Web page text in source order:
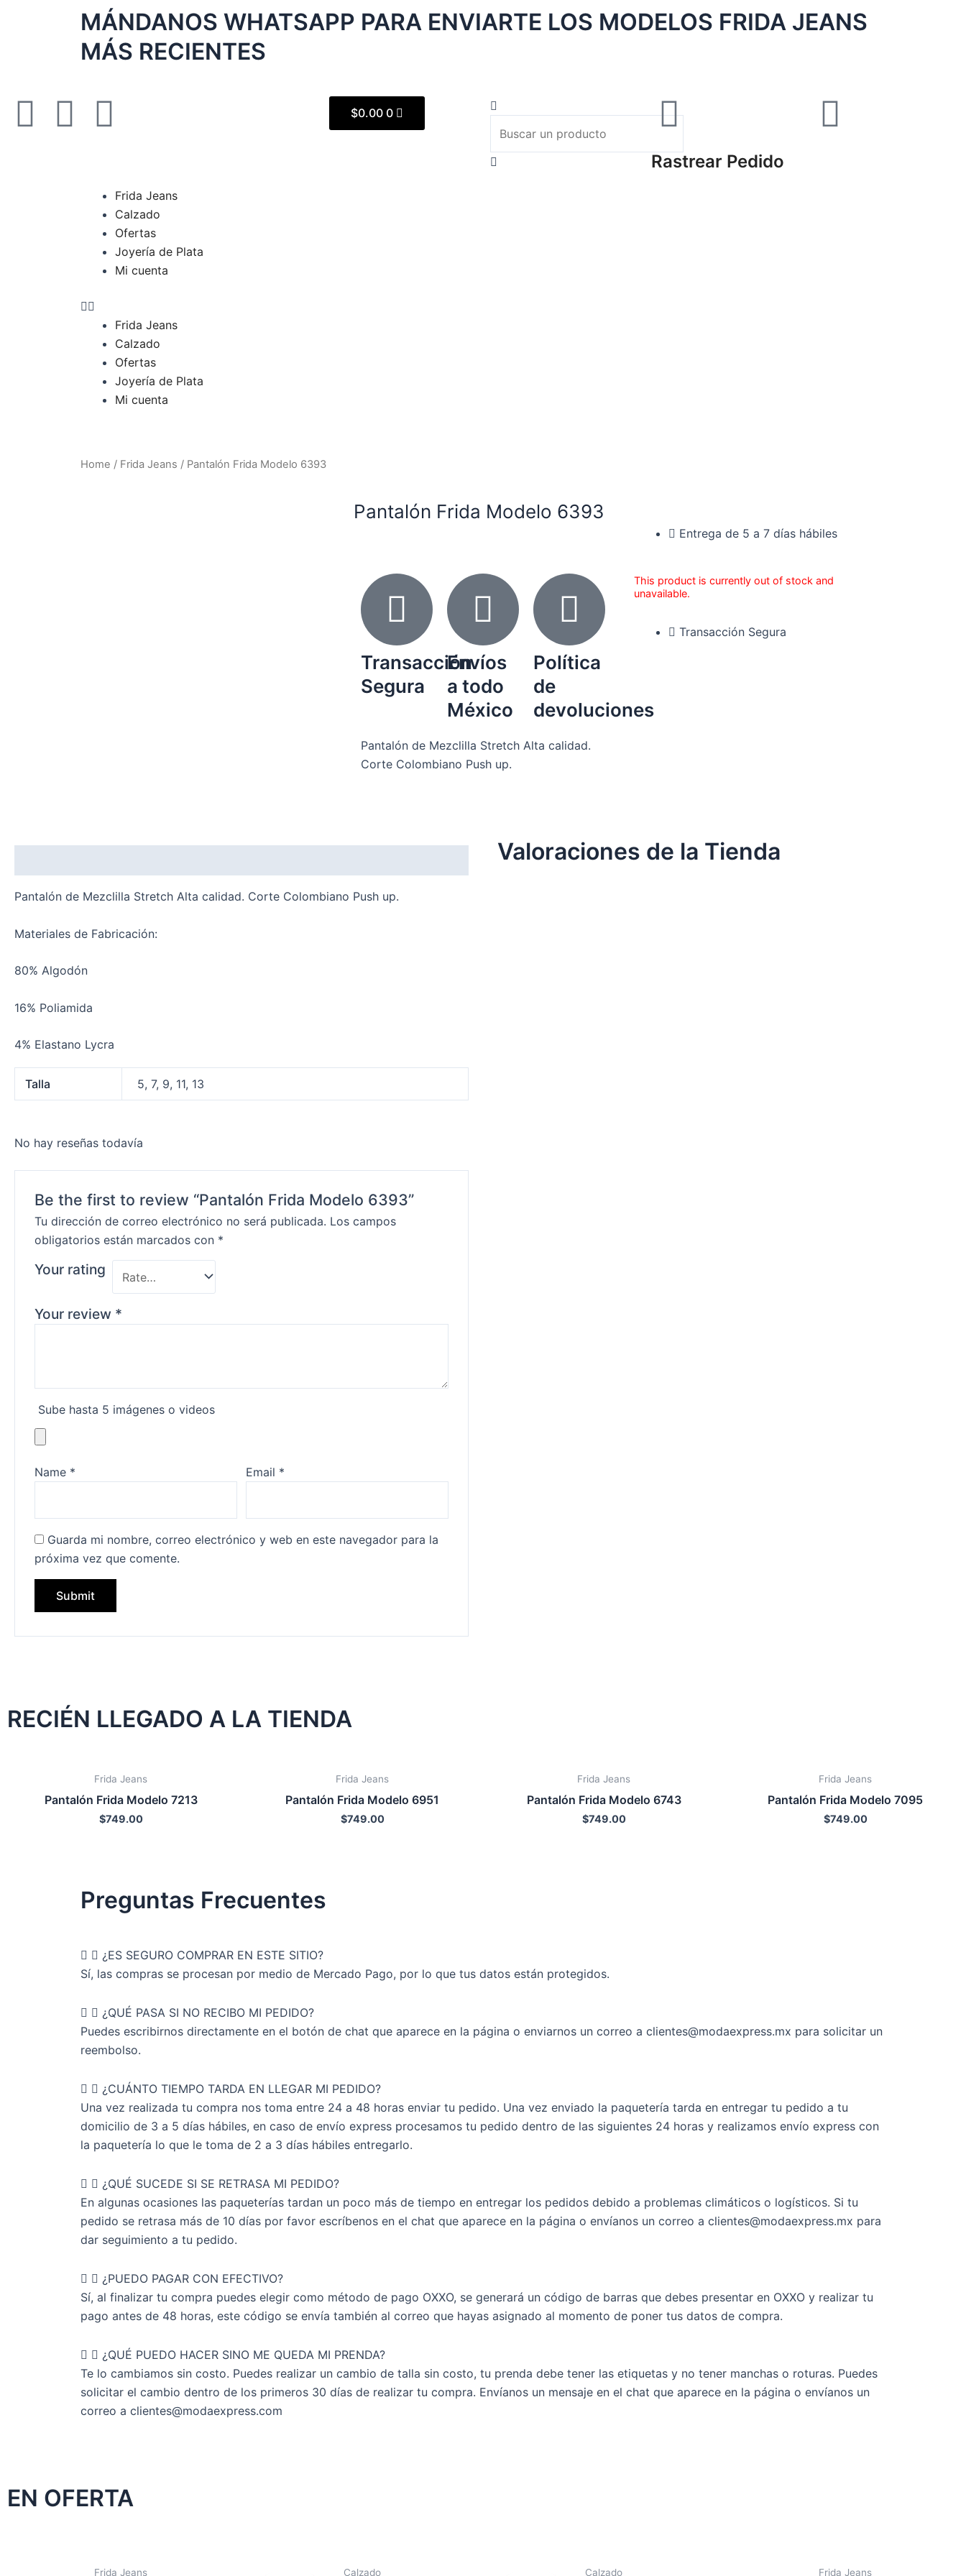
MÁNDANOS WHATSAPP PARA ENVIARTE LOS MODELOS FRIDA JEANS
MÁS RECIENTES
F
I
g
T
k
t
o
$0.00 0
Cart Search
search
Rastrear Pedido
Frida Jeans
Calzado
Ofertas
Joyería de Plata
Mi cuenta
Menu
Frida Jeans
Calzado
Ofertas
Joyería de Plata
Mi cuenta
Home / Frida Jeans / Pantalón Frida Modelo 6393
Pantalón Frida Modelo 6393
Transacción
Segura
Envíos
a todo
México
Política
de
devoluciones
Pantalón de Mezclilla Stretch Alta calidad.
Corte Colombiano Push up.
Entrega de 5 a 7 días hábiles
This product is currently out of stock and
unavailable.
Transacción Segura
Pantalón de Mezclilla Stretch Alta calidad. Corte Colombiano Push up.
Materiales de Fabricación:
80% Algodón
16% Poliamida
4% Elastano Lycra
Talla 5, 7, 9, 11, 13
No hay reseñas todavía
Be the first to review “Pantalón Frida Modelo 6393”
Tu dirección de correo electrónico no será publicada. Los campos
obligatorios están marcados con *
Your rating
Your review *
Sube hasta 5 imágenes o videos
Name * Email *
Guarda mi nombre, correo electrónico y web en este navegador para la
próxima vez que comente.
Valoraciones de la Tienda
RECIÉN LLEGADO A LA TIENDA
Frida Jeans
Pantalón Frida Modelo 7213
$749.00
Frida Jeans
Pantalón Frida Modelo 6951
$749.00
Frida Jeans
Pantalón Frida Modelo 6743
$749.00
Frida Jeans
Pantalón Frida Modelo 7095
$749.00
Preguntas Frecuentes
¿ES SEGURO COMPRAR EN ESTE SITIO?
Sí, las compras se procesan por medio de Mercado Pago, por lo que tus datos están protegidos.
¿QUÉ PASA SI NO RECIBO MI PEDIDO?
Puedes escribirnos directamente en el botón de chat que aparece en la página o enviarnos un correo a clientes@modaexpress.mx para solicitar un
reembolso.
¿CUÁNTO TIEMPO TARDA EN LLEGAR MI PEDIDO?
Una vez realizada tu compra nos toma entre 24 a 48 horas enviar tu pedido. Una vez enviado la paquetería tarda en entregar tu pedido a tu
domicilio de 3 a 5 días hábiles, en caso de envío express procesamos tu pedido dentro de las siguientes 24 horas y realizamos envío express con
la paquetería lo que le toma de 2 a 3 días hábiles entregarlo.
¿QUÉ SUCEDE SI SE RETRASA MI PEDIDO?
En algunas ocasiones las paqueterías tardan un poco más de tiempo en entregar los pedidos debido a problemas climáticos o logísticos. Si tu
pedido se retrasa más de 10 días por favor escríbenos en el chat que aparece en la página o envíanos un correo a clientes@modaexpress.mx para
dar seguimiento a tu pedido.
¿PUEDO PAGAR CON EFECTIVO?
Sí, al finalizar tu compra puedes elegir como método de pago OXXO, se generará un código de barras que debes presentar en OXXO y realizar tu
pago antes de 48 horas, este código se envía también al correo que hayas asignado al momento de poner tus datos de compra.
¿QUÉ PUEDO HACER SINO ME QUEDA MI PRENDA?
Te lo cambiamos sin costo. Puedes realizar un cambio de talla sin costo, tu prenda debe tener las etiquetas y no tener manchas o roturas. Puedes
solicitar el cambio dentro de los primeros 30 días de realizar tu compra. Envíanos un mensaje en el chat que aparece en la página o envíanos un
correo a clientes@modaexpress.com
EN OFERTA
Frida Jeans Calzado Calzado Frida Jeans